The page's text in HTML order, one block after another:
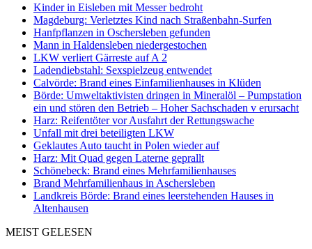
Kinder in Eisleben mit Messer bedroht
Magdeburg: Verletztes Kind nach Straßenbahn-Surfen
Hanfpflanzen in Oschersleben gefunden
Mann in Haldensleben niedergestochen
LKW verliert Gärreste auf A 2
Ladendiebstahl: Sexspielzeug entwendet
Calvörde: Brand eines Einfamilienhauses in Klüden
Börde: Umweltaktivisten dringen in Mineralöl – Pumpstation
ein und stören den Betrieb – Hoher Sachschaden v erursacht
Harz: Reifentöter vor Ausfahrt der Rettungswache
Unfall mit drei beteiligten LKW
Geklautes Auto taucht in Polen wieder auf
Harz: Mit Quad gegen Laterne geprallt
Schönebeck: Brand eines Mehrfamilienhauses
Brand Mehrfamilienhaus in Aschersleben
Landkreis Börde: Brand eines leerstehenden Hauses in
Altenhausen
MEIST GELESEN